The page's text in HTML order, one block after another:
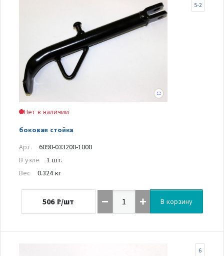
Нет в наличии
боковая стойка
5-2
Арт.
6090-033200-1000
В узле
1 шт.
Вес
0.324 кг
506 ₽/шт В корзину
6